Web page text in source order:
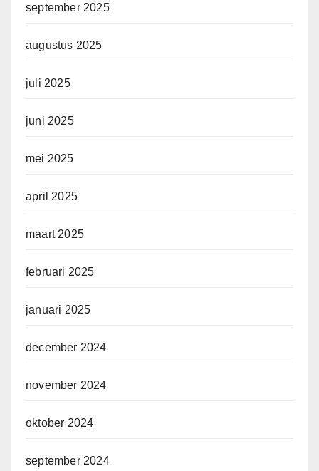
september 2025
augustus 2025
juli 2025
juni 2025
mei 2025
april 2025
maart 2025
februari 2025
januari 2025
december 2024
november 2024
oktober 2024
september 2024